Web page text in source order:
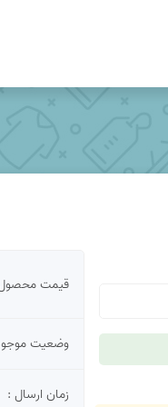
قیمت
وضعیت
زمان ارسال :